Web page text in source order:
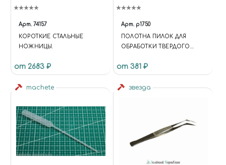
Арт. 74157
КОРОТКИЕ СТАЛЬНЫЕ
НОЖНИЦЫ.
от 2683 ₽
Арт. p1750
ПОЛОТНА ПИЛОК ДЛЯ
ОБРАБОТКИ ТВЕРДОГО
ЭПОКСИДНОЙ СМОЛЫ, 3
от 381 ₽
machete звезда